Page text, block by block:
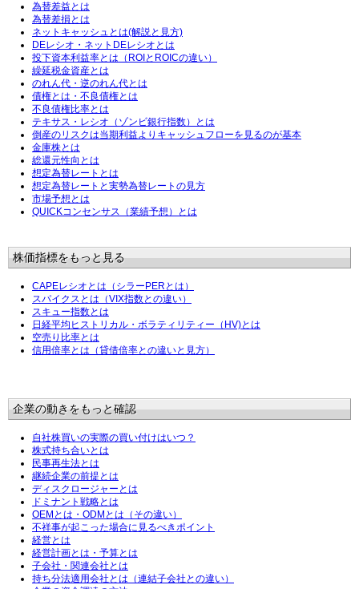
為替差益とは
為替差損とは
ネットキャッシュとは(解説と見方)
DEレシオ・ネットDEレシオとは
投下資本利益率とは（ROIとROICの違い）
繰延税金資産とは
のれん代・逆のれん代とは
債権とは・不良債権とは
不良債権比率とは
テキサス・レシオ（ゾンビ銀行指数）とは
倒産のリスクは当期利益よりキャッシュフローを見るのが基本
金庫株とは
総還元性向とは
想定為替レートとは
想定為替レートと実勢為替レートの見方
市場予想とは
QUICKコンセンサス（業績予想）とは
株価指標をもっと見る
CAPEレシオとは（シラーPERとは）
スパイクスとは（VIX指数との違い）
スキュー指数とは
日経平均ヒストリカル・ボラティリティー（HV)とは
空売り比率とは
信用倍率とは（貸借倍率との違いと見方）
企業の動きをもっと確認
自社株買いの実際の買い付けはいつ？
株式持ち合いとは
民事再生法とは
継続企業の前提とは
ディスクロージャーとは
ドミナント戦略とは
OEMとは・ODMとは（その違い）
不祥事が起こった場合に見るべきポイント
経営とは
経営計画とは・予算とは
子会社・関連会社とは
持ち分法適用会社とは（連結子会社との違い）